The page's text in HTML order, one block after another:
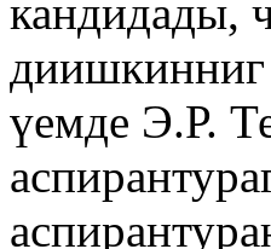
кандидады,
үемде Э.Р.